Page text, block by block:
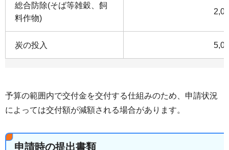
総合防除(そば等雑穀、飼
料作物)
炭の投入
予算の範囲内で交付金を交付する仕組みのため、申請状況
によっては交付額が減額される場合があります。
申請時の提出書類